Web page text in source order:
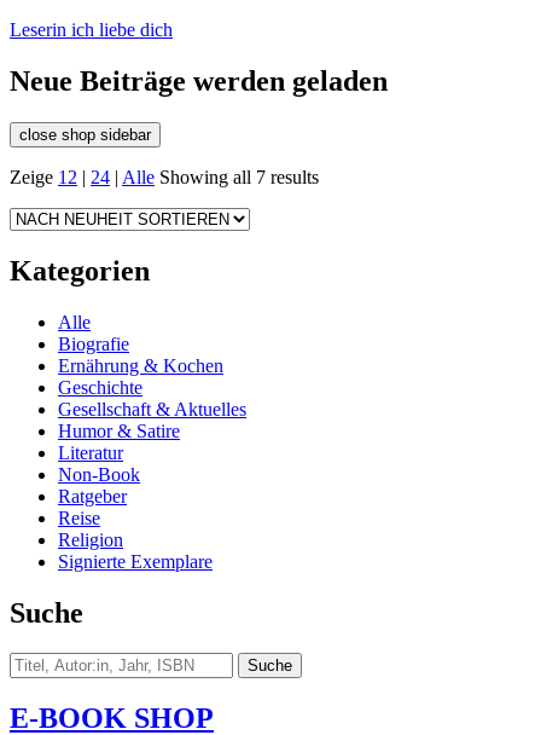
Leserin ich liebe dich
Neue Beiträge werden geladen
close shop sidebar
Zeige 12 | 24 | Alle Showing all 7 results
Kategorien
Alle
Biografie
Ernährung & Kochen
Geschichte
Gesellschaft & Aktuelles
Humor & Satire
Literatur
Non-Book
Ratgeber
Reise
Religion
Signierte Exemplare
Suche
E-BOOK SHOP